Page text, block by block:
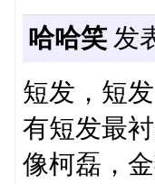
哈哈笑发
短发，短
有短发最衬
像柯磊，